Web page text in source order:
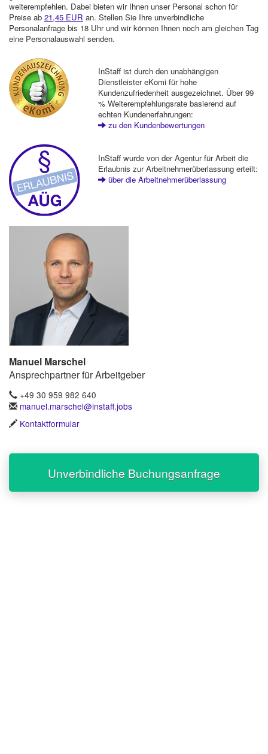
weiterempfehlen. Dabei bieten wir Ihnen unser Personal schon für
Preise ab 21,45 EUR an. Stellen Sie Ihre unverbindliche
Personalanfrage bis 18 Uhr und wir können Ihnen noch am gleichen Tag
eine Personalauswahl senden.
InStaff ist durch den unabhängigen
Dienstleister eKomi für hohe
Kundenzufriedenheit ausgezeichnet. Über 99
% Weiterempfehlungsrate basierend auf
echten Kundenerfahrungen:
zu den Kundenbewertungen
InStaff wurde von der Agentur für Arbeit die
Erlaubnis zur Arbeitnehmerüberlassung erteilt:
über die Arbeitnehmerüberlassung
Manuel Marschel
Ansprechpartner für Arbeitgeber
+49 30 959 982 640
manuel.marschel@instaff.jobs
Kontaktformular
Unverbindliche Buchungsanfrage